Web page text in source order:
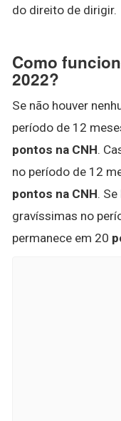
do direito de dirigir.
Como
2022?
Se não houver
período de 12
pontos na CNH.
no período de 12
pontos na CNH.
gravíssimas no
permanece em 20